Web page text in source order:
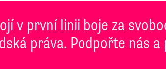
v první linii boje za
práva. Podpořte nás a